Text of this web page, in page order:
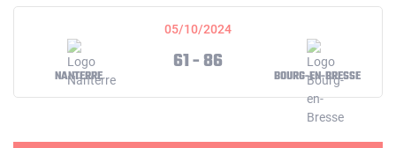
05/10/2024
NANTERRE
61 - 86
BOURG-EN-BRESSE